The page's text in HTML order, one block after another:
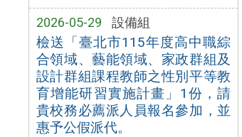
2026-05-29 設備組
檢送「臺北市115年度高中職綜
合領域、藝能領域、家政群組及
設計群組課程教師之性別平等教
育增能研習實施計畫」1份，請
貴校務必薦派人員報名參加，並
惠予公假派代。